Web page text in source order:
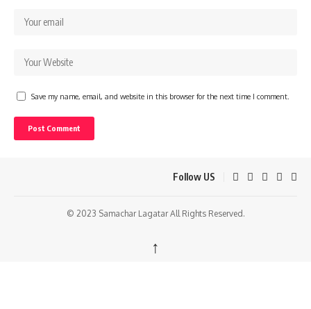
Save my name, email, and website in this browser for the next time I comment.
Follow US
© 2023 Samachar Lagatar All Rights Reserved.
↑